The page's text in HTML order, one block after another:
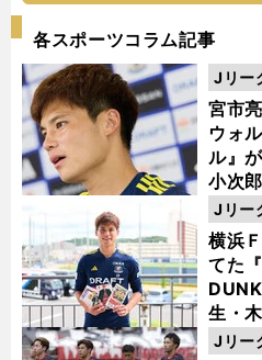
各スポーツコラム記事
宮市
ウォ
ル』
小次
Jリー
横浜
てた
生・
った
Jリー
Jリー